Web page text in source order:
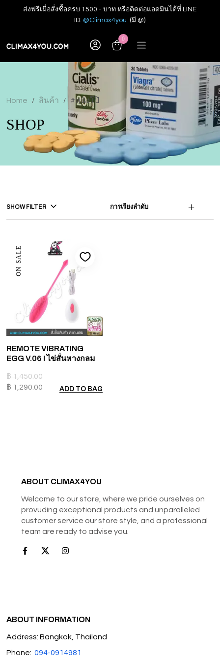
ส่งฟรีเมื่อสั่งซื้อครบ 1500.- บาท หรือติดต่อแอดมินได้ที่ LINE
ID: @Climax4you (มี @)
0
Home / สินค้า / #หนังโป๊
SHOP
SHOW FILTER การเรียงลำดับ
ON SALE
REMOTE VIBRATING
EGG V.06 I ไข่สั่นหางกลม
฿1,450.00
฿ 1,290.00 ADD TO BAG
ABOUT CLIMAX4YOU
Welcome to our store, where we pride ourselves on
provuding exceptional products and unparalleled
customer service our store style, and a professional
team are ready to advise you.
ABOUT INFORMATION
Address: Bangkok, Thailand
Phone: 094-0914981